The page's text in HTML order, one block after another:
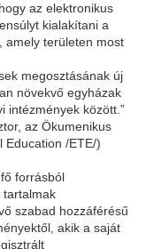
az elektronikus
kialakítani a
amely területen most
megosztásának új
növekvő egyházak
intézmények között.”
az Ökumenikus
Education /ETE/)
forrásból
tartalmak
szabad hozzáférésű
akik a saját